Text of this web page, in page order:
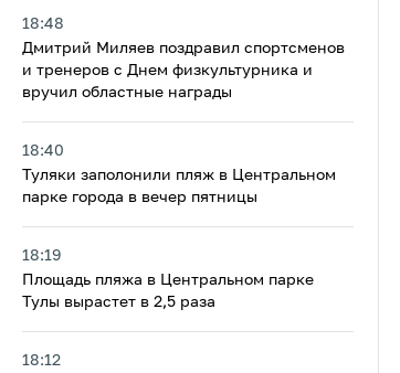
18:48
Дмитрий Миляев поздравил спортсменов
и тренеров с Днем физкультурника и
вручил областные награды
18:40
Туляки заполонили пляж в Центральном
парке города в вечер пятницы
18:19
Площадь пляжа в Центральном парке
Тулы вырастет в 2,5 раза
18:12